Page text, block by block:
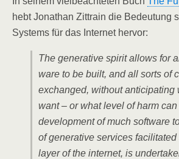
hebt Jona­than Zit­train die Bedeu­tung
Sys­tems für das Inter­net hervor:
The gene­ra­ti­ve spi­rit allows for
ware to be built, and all sorts of
exch­an­ged, wit­hout anti­ci­pa­ting
want – or what level of harm
deve­lo­p­ment of much soft­ware
of gene­ra­ti­ve ser­vices faci­li­ta­ted
lay­er of the inter­net, is